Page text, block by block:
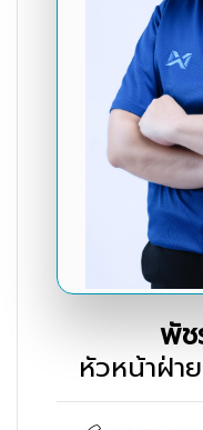
พัช
หัวหน้าฝ่า